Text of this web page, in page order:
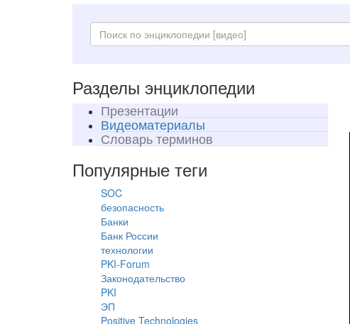
Разделы энциклопедии
Презентации
Видеоматериалы
Словарь терминов
Популярные теги
SOC
безопасность
Банки
Банк России
технологии
PKI-Forum
Законодательство
PKI
ЭП
Positive Technologies